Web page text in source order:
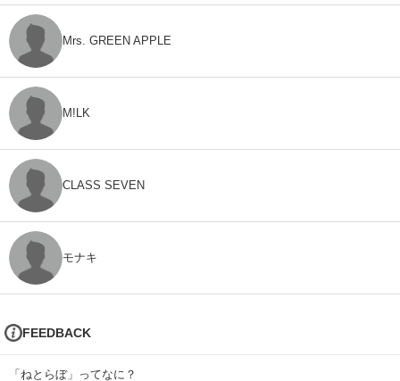
Mrs. GREEN APPLE
M!LK
CLASS SEVEN
モナキ
FEEDBACK
「ねとらぼ」ってなに？